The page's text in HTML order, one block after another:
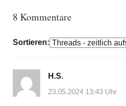
8 Kommentare
Sortieren:
H.S.
23.05.2024 13:43 Uhr